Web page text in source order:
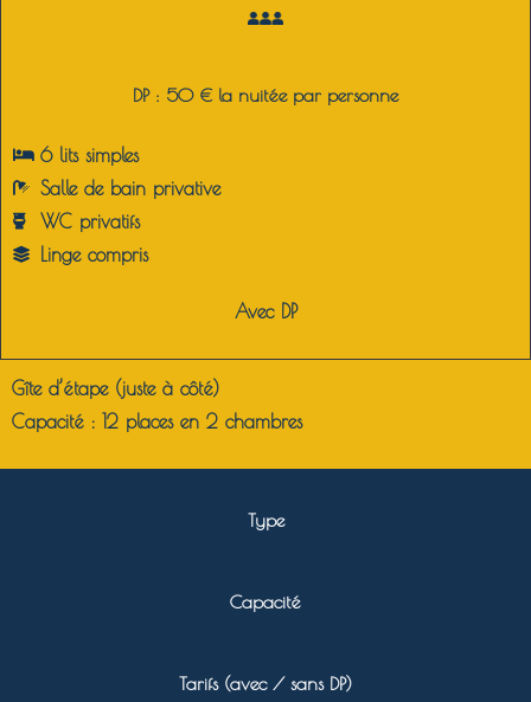
DP : 50 € la nuitée par personne
6 lits simples
Salle de bain privative
WC privatifs
Linge compris
Avec DP
Gîte d’étape (juste à côté)
Capacité : 12 places en 2 chambres
Type
Capacité
Tarifs (avec / sans DP)